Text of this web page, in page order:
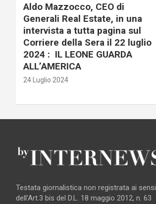
Aldo Mazzocco, CEO di
Generali Real Estate, in una
intervista a tutta pagina sul
Corriere della Sera il 22 luglio
2024 : IL LEONE GUARDA
ALL’AMERICA
24 Luglio 2024
Testata giornalistica non registrata ai sensi
dell’Art.3 bis del D.L. 18 maggio 2012, n. 63